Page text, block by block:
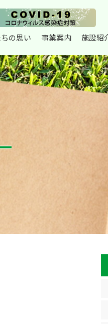
の思い 事業案内 施設紹